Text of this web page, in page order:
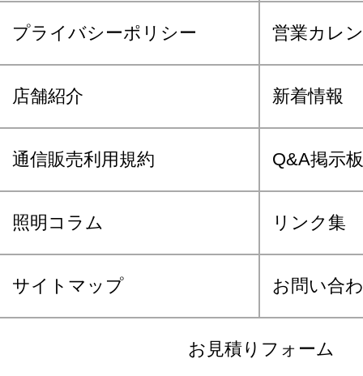
プライバシーポリシー 営業カレ
店舗紹介 新着情報
通信販売利用規約 Q&A掲示板
照明コラム リンク集
サイトマップ お問い合
お見積りフォーム